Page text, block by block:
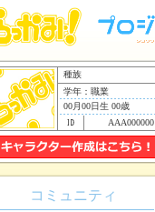
種族
学年：職業
00月00日生 00歳
AAA000000
コミュニティ